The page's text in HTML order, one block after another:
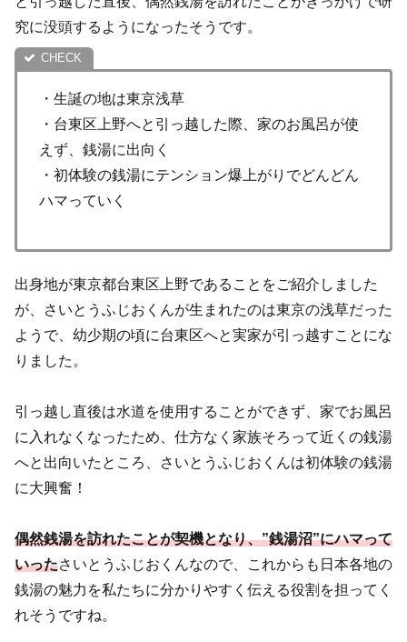
究に没頭するようになったそうです。
・生誕の地は東京浅草
・台東区上野へと引っ越した際、家のお風呂が使
えず、銭湯に出向く
・初体験の銭湯にテンション爆上がりでどんどん
ハマっていく
出身地が東京都台東区上野であることをご紹介しました
が、さいとうふじおくんが生まれたのは東京の浅草だった
ようで、幼少期の頃に台東区へと実家が引っ越すことにな
りました。
引っ越し直後は水道を使用することができず、家でお風呂
に入れなくなったため、仕方なく家族そろって近くの銭湯
へと出向いたところ、さいとうふじおくんは初体験の銭湯
に大興奮！
偶然銭湯を訪れたことが契機となり、”銭湯沼”にハマって
いったさいとうふじおくんなので、これからも日本各地の
銭湯の魅力を私たちに分かりやすく伝える役割を担ってく
れそうですね。